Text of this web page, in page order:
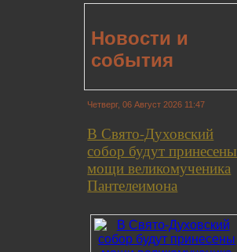
Новости и
события
Четверг, 06 Август 2026 11:47
В Свято-Духовский
собор будут принесены
мощи великомученика
Пантелеимона